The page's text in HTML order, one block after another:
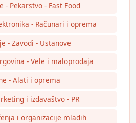
- Pekarstvo - Fast Food
- Računari i oprema
- Zavodi - Ustanove
- Vele i maloprodaja
- Alati i oprema
i izdavaštvo - PR
i organizacije mladih